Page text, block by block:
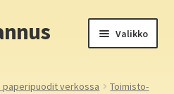
Valikko
paperipuodit verkossa
Toimisto-